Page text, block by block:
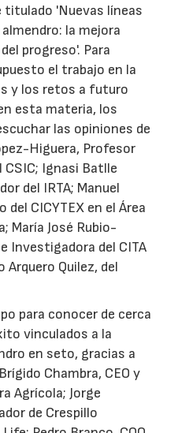
titulado 'Nuevas líneas
la mejora
progreso'. Para
el trabajo en la
y los retos a futuro
esta materia, los
las opiniones de
Higuera, Profesor
Ignasi Batlle
del IRTA; Manuel
del CICYTEX en el Área
José Rubio-
Investigadora del CITA
Arquero Quilez, del
para conocer de cerca
vinculados a la
en seto, gracias a
Chambra, CEO y
Agrícola; Jorge
de Crespillo